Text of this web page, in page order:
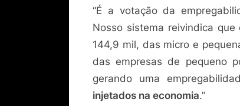
“É a votação da
Nosso sistema reivindica
144,9 mil, das micro e
das empresas de pequeno
gerando uma
injetados na economia.”